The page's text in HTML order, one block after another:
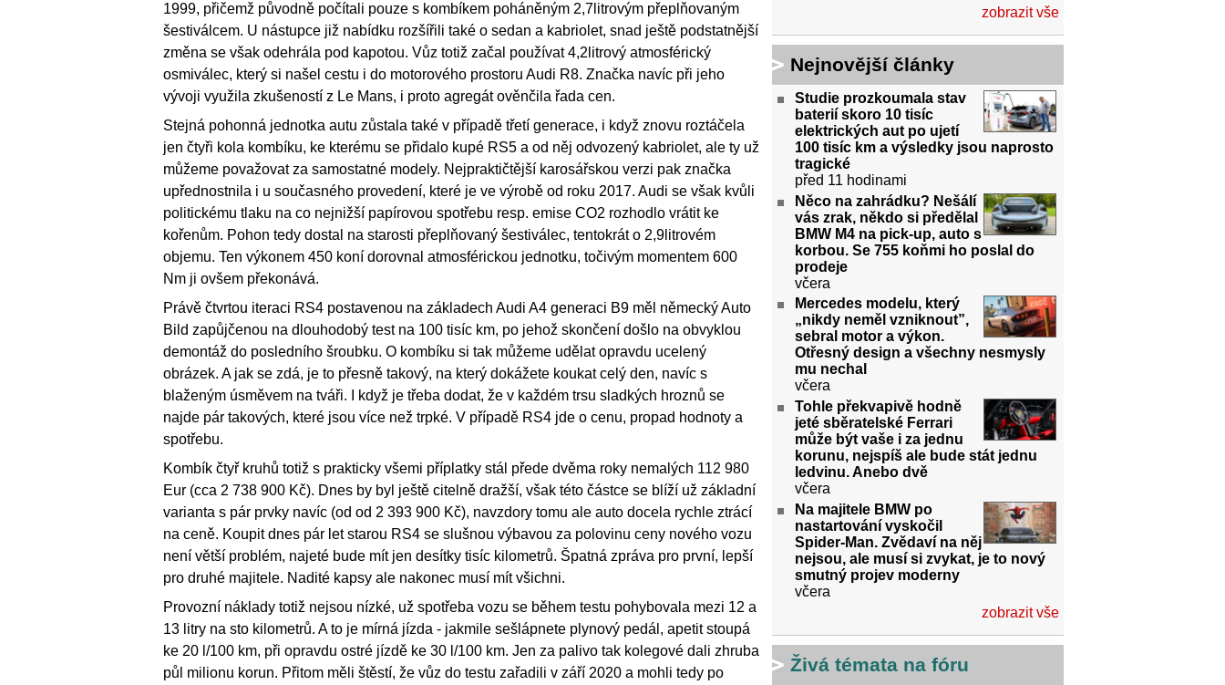
1999, přičemž původně počítali pouze s kombíkem poháněným 2,7litrovým přeplňovaným
šestiválcem. U nástupce již nabídku rozšířili také o sedan a kabriolet, snad ještě podstatnější
změna se však odehrála pod kapotou. Vůz totiž začal používat 4,2litrový atmosférický
osmiválec, který si našel cestu i do motorového prostoru Audi R8. Značka navíc při jeho
vývoji využila zkušeností z Le Mans, i proto agregát ověnčila řada cen.
Stejná pohonná jednotka autu zůstala také v případě třetí generace, i když znovu roztáčela
jen čtyři kola kombíku, ke kterému se přidalo kupé RS5 a od něj odvozený kabriolet, ale ty už
můžeme považovat za samostatné modely. Nejpraktičtější karosářskou verzi pak značka
upřednostnila i u současného provedení, které je ve výrobě od roku 2017. Audi se však kvůli
politickému tlaku na co nejnižší papírovou spotřebu resp. emise CO2 rozhodlo vrátit ke
kořenům. Pohon tedy dostal na starosti přeplňovaný šestiválec, tentokrát o 2,9litrovém
objemu. Ten výkonem 450 koní dorovnal atmosférickou jednotku, točivým momentem 600
Nm ji ovšem překonává.
Právě čtvrtou iteraci RS4 postavenou na základech Audi A4 generaci B9 měl německý Auto
Bild zapůjčenou na dlouhodobý test na 100 tisíc km, po jehož skončení došlo na obvyklou
demontáž do posledního šroubku. O kombíku si tak můžeme udělat opravdu ucelený
obrázek. A jak se zdá, je to přesně takový, na který dokážete koukat celý den, navíc s
blaženým úsměvem na tváři. I když je třeba dodat, že v každém trsu sladkých hroznů se
najde pár takových, které jsou více než trpké. V případě RS4 jde o cenu, propad hodnoty a
spotřebu.
Kombík čtyř kruhů totiž s prakticky všemi příplatky stál přede dvěma roky nemalých 112 980
Eur (cca 2 738 900 Kč). Dnes by byl ještě citelně dražší, však této částce se blíží už základní
varianta s pár prvky navíc (od od 2 393 900 Kč), navzdory tomu ale auto docela rychle ztrácí
na ceně. Koupit dnes pár let starou RS4 se slušnou výbavou za polovinu ceny nového vozu
není větší problém, najeté bude mít jen desítky tisíc kilometrů. Špatná zpráva pro první, lepší
pro druhé majitele. Nadité kapsy ale nakonec musí mít všichni.
Provozní náklady totiž nejsou nízké, už spotřeba vozu se během testu pohybovala mezi 12 a
13 litry na sto kilometrů. A to je mírná jízda - jakmile sešlápnete plynový pedál, apetit stoupá
ke 20 l/100 km, při opravdu ostré jízdě ke 30 l/100 km. Jen za palivo tak kolegové dali zhruba
půl milionu korun. Přitom měli štěstí, že vůz do testu zařadili v září 2020 a mohli tedy po
zobrazit vše
Nejnovější články
Studie prozkoumala stav
baterií skoro 10 tisíc
elektrických aut po ujetí
100 tisíc km a výsledky jsou naprosto
tragické
před 11 hodinami
Něco na zahrádku? Nešálí
vás zrak, někdo si předělal
BMW M4 na pick-up, auto s
korbou. Se 755 koňmi ho poslal do
prodeje
včera
Mercedes modelu, který
„nikdy neměl vzniknout”,
sebral motor a výkon.
Otřesný design a všechny nesmysly
mu nechal
včera
Tohle překvapivě hodně
jeté sběratelské Ferrari
může být vaše i za jednu
korunu, nejspíš ale bude stát jednu
ledvinu. Anebo dvě
včera
Na majitele BMW po
nastartování vyskočil
Spider-Man. Zvědaví na něj
nejsou, ale musí si zvykat, je to nový
smutný projev moderny
včera
zobrazit vše
Živá témata na fóru